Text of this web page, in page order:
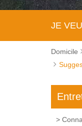
JE
Domicile
>